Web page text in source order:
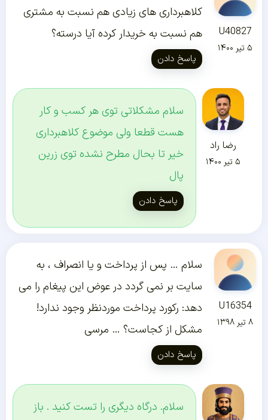
U40827
۵ تیر ۱۴۰۰
کلاهبرداری های زیادی هم نسبت به مشتری
هم نسبت به خریدار کرده آیا درسته؟
پاسخ دادن
رضا راد
۵ تیر ۱۴۰۰
سلام مشکلاتی توی هر کسب و کار
هست قطعا ولی موضوع کلاهبرداری
خیر تا بحال مطرح نشده توی زرین
پال
پاسخ دادن
U16354
۸ تیر ۱۳۹۸
سلام … پس از پرداخت و یا انصراف ، به
سایت بر نمی گردد در عوض این پیغام را می
دهد: رکورد پرداخت موردنظر وجود ندارد!
مشکل از کجاست؟ … مرسی
پاسخ دادن
سلام. درگاه دیگری را تست کنید . باز